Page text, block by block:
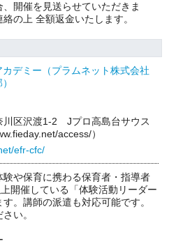
開催を見送らせていただきま
の上 全額返金いたします。
デミー（プラムネット株式会社
川区沢渡1-2 Jプロ高島台サウス
access/）
efr-cfc/
や保育に携わる保育者・指導者
開催している「体験活動リーダー
。講師の派遣も対応可能です。
い。